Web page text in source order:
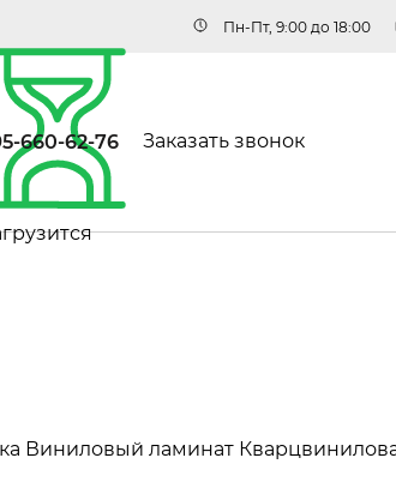
Пн-Пт, 9:00 до 18:00
660-62-76 Заказать звонок
Виниловый ламинат